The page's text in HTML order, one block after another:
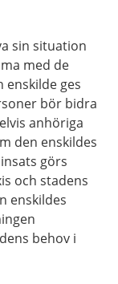
sin situation
med de
enskilde ges
bör bidra
anhöriga
den enskildes
görs
och stadens
enskildes
behov i